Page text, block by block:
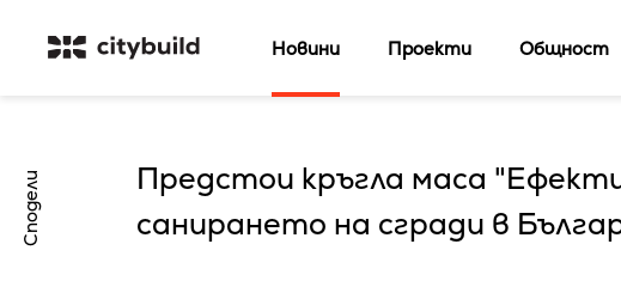
Новини Проекти Общност
Сподели
Предстои кръгла маса
санирането на сгради в